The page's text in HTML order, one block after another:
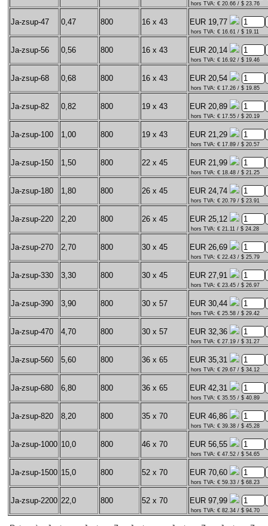
hors TVA: € 20.66 / $ 23.76
Ja-zsup-47 0,47 800 16 x 43 EUR 19,77
hors TVA: € 16.61 / $ 19.11
Ja-zsup-56 0,56 800 16 x 43 EUR 20,14
hors TVA: € 16.92 / $ 19.46
Ja-zsup-68 0,68 800 16 x 43 EUR 20,54
hors TVA: € 17.26 / $ 19.85
Ja-zsup-82 0,82 800 19 x 43 EUR 20,89
hors TVA: € 17.55 / $ 20.19
Ja-zsup-100 1,00 800 19 x 43 EUR 21,29
hors TVA: € 17.89 / $ 20.57
Ja-zsup-150 1,50 800 22 x 45 EUR 21,99
hors TVA: € 18.48 / $ 21.25
Ja-zsup-180 1,80 800 26 x 45 EUR 24,74
hors TVA: € 20.79 / $ 23.91
Ja-zsup-220 2,20 800 26 x 45 EUR 25,12
hors TVA: € 21.11 / $ 24.28
Ja-zsup-270 2,70 800 30 x 45 EUR 26,69
hors TVA: € 22.43 / $ 25.79
Ja-zsup-330 3,30 800 30 x 45 EUR 27,91
hors TVA: € 23.45 / $ 26.97
Ja-zsup-390 3,90 800 30 x 57 EUR 30,44
hors TVA: € 25.58 / $ 29.42
Ja-zsup-470 4,70 800 30 x 57 EUR 32,36
hors TVA: € 27.19 / $ 31.27
Ja-zsup-560 5,60 800 36 x 65 EUR 35,31
hors TVA: € 29.67 / $ 34.12
Ja-zsup-680 6,80 800 36 x 65 EUR 42,31
hors TVA: € 35.55 / $ 40.89
Ja-zsup-820 8,20 800 35 x 70 EUR 46,86
hors TVA: € 39.38 / $ 45.28
Ja-zsup-1000 10,0 800 46 x 70 EUR 56,55
hors TVA: € 47.52 / $ 54.65
Ja-zsup-1500 15,0 800 52 x 70 EUR 70,60
hors TVA: € 59.33 / $ 68.23
Ja-zsup-2200 22,0 800 52 x 70 EUR 97,99
hors TVA: € 82.34 / $ 94.70